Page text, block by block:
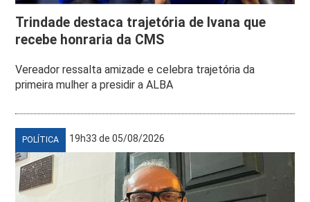
Trindade destaca trajetória de Ivana que
recebe honraria da CMS
Vereador ressalta amizade e celebra trajetória da
primeira mulher a presidir a ALBA
POLÍTICA 19h33 de 05/08/2026